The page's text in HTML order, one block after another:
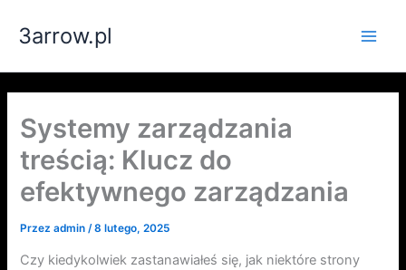
3arrow.pl
Systemy zarządzania
treścią: Klucz do
efektywnego zarządzania
Przezadmin /8 lutego, 2025
Czy kiedykolwiek zastanawiałeś się, jak niektóre strony